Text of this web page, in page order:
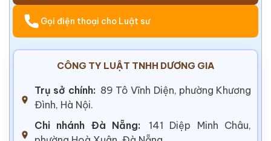
Gọi điện thoại cho Luật sư
CÔNG TY LUẬT TNHH DƯƠNG GIA
Trụ sở chính: 89 Tô Vĩnh Diện, phường Khương
Đình, Hà Nội.
Chi nhánh Đà Nẵng:
141 Diệp Minh Châu,